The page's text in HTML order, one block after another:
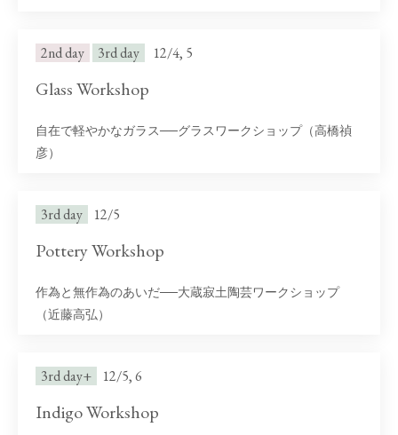
2nd day 3rd day 12/4, 5
Glass Workshop
自在で軽やかなガラス──グラスワークショップ（高橋禎
彦）
3rd day 12/5
Pottery Workshop
作為と無作為のあいだ──大蔵寂土陶芸ワークショップ
（近藤高弘）
3rd day+ 12/5, 6
Indigo Workshop